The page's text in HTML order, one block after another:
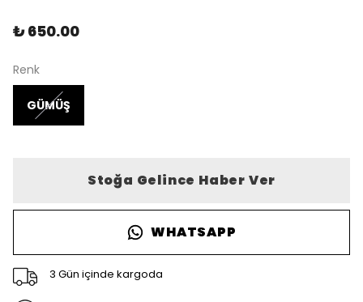
₺ 650.00
Renk
GÜMÜŞ
Stoğa Gelince Haber Ver
WHATSAPP
3 Gün içinde kargoda